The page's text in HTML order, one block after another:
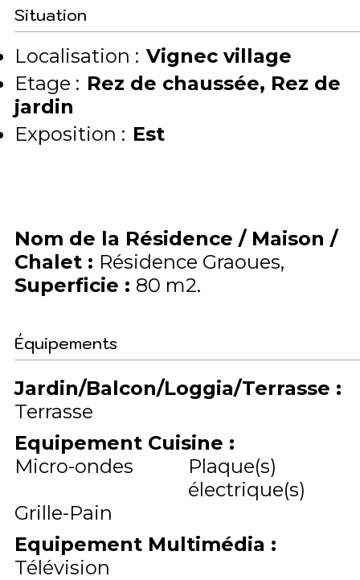
Situation
Localisation : Vignec village
Etage : Rez de chaussée Rez de
jardin
Exposition : Est
Nom de la Résidence / Maison /
Chalet : Résidence Graoues
Superficie : 80 m2
Équipements
Jardin/Balcon/Loggia/Terrasse :
Terrasse
Equipement Cuisine :
Micro-ondes
Plaque(s)
électrique(s)
Grille-Pain
Equipement Multimédia :
Télévision